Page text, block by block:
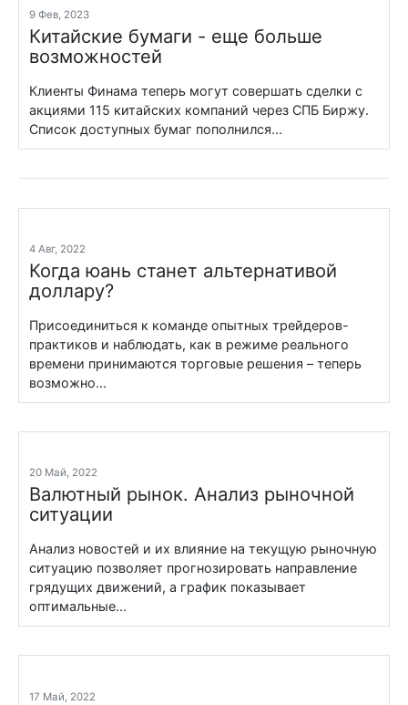
9 Фев, 2023
Китайские бумаги - еще больше
возможностей
Клиенты Финама теперь могут совершать сделки с
акциями 115 китайских компаний через СПБ Биржу.
Список доступных бумаг пополнился...
4 Авг, 2022
Когда юань станет альтернативой
доллару?
Присоединиться к команде опытных трейдеров-
практиков и наблюдать, как в режиме реального
времени принимаются торговые решения – теперь
возможно...
20 Май, 2022
Валютный рынок. Анализ рыночной
ситуации
Анализ новостей и их влияние на текущую рыночную
ситуацию позволяет прогнозировать направление
грядущих движений, а график показывает
оптимальные...
17 Май, 2022